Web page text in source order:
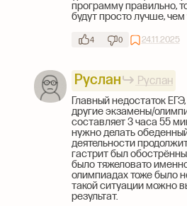
программу правильно,
будут просто лучше,
4 0 24.11.2025
Руслан
Руслан
Главный недостаток
другие экзамены/
составляет 3 часа 55
нужно делать
деятельности
гастрит был
было тяжеловато
олимпиадах тоже было
такой ситуации можно
результат.